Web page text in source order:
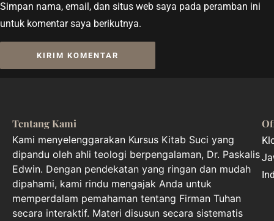
Simpan nama, email, dan situs web saya pada peramban ini
untuk komentar saya berikutnya.
Tentang Kami
Kami menyelenggarakan Kursus Kitab Suci yang
dipandu oleh ahli teologi berpengalaman, Dr. Paskalis
Edwin. Dengan pendekatan yang ringan dan mudah
dipahami, kami rindu mengajak Anda untuk
memperdalam pemahaman tentang Firman Tuhan
secara interaktif. Materi disusun secara sistematis